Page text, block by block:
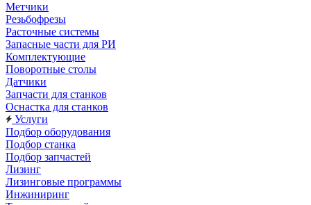
Метчики
Резьбофрезы
Расточные системы
Запасные части для РИ
Комплектующие
Поворотные столы
Датчики
Запчасти для станков
Оснастка для станков
Услуги
Подбор оборудования
Подбор станка
Подбор запчастей
Лизинг
Лизинговые программы
Инжиниринг